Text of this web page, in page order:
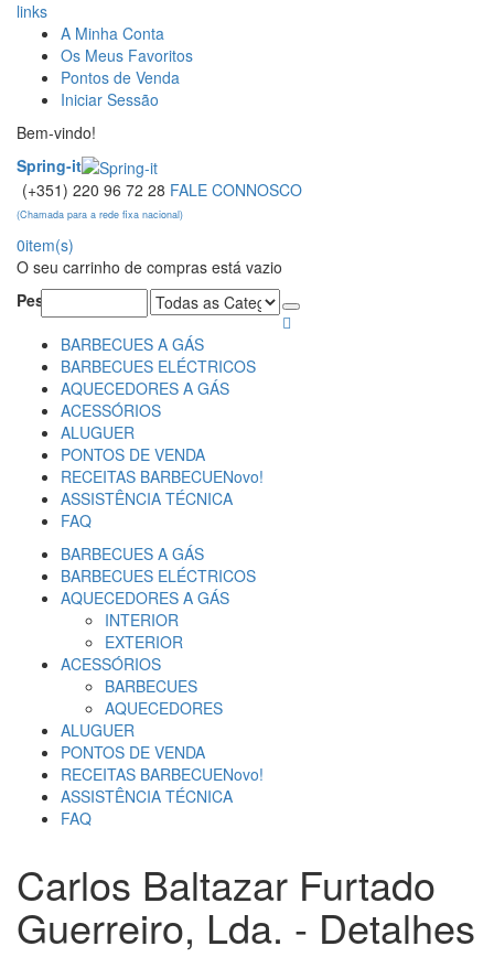
links
A Minha Conta
Os Meus Favoritos
Pontos de Venda
Iniciar Sessão
Bem-vindo!
Spring-it
(+351) 220 96 72 28 FALE CONNOSCO
(Chamada para a rede fixa nacional)
0item(s)
O seu carrinho de compras está vazio
Pesquisa:
BARBECUES A GÁS
BARBECUES ELÉCTRICOS
AQUECEDORES A GÁS
ACESSÓRIOS
ALUGUER
PONTOS DE VENDA
RECEITAS BARBECUENovo!
ASSISTÊNCIA TÉCNICA
FAQ
BARBECUES A GÁS
BARBECUES ELÉCTRICOS
AQUECEDORES A GÁS
INTERIOR
EXTERIOR
ACESSÓRIOS
BARBECUES
AQUECEDORES
ALUGUER
PONTOS DE VENDA
RECEITAS BARBECUENovo!
ASSISTÊNCIA TÉCNICA
FAQ
Carlos Baltazar Furtado
Guerreiro, Lda. - Detalhes